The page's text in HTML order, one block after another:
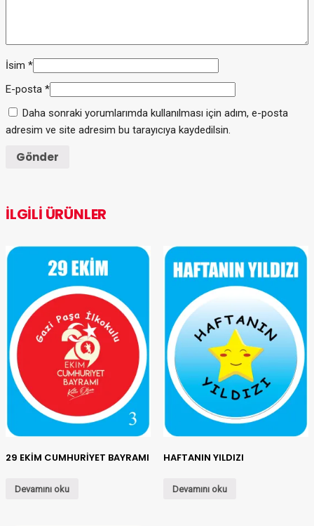
İsim *
E-posta *
Daha sonraki yorumlarımda kullanılması için adım, e-posta
adresim ve site adresim bu tarayıcıya kaydedilsin.
İLGILI ÜRÜNLER
29 EKİM CUMHURİYET BAYRAMI
Devamını oku
HAFTANIN YILDIZI
Devamını oku